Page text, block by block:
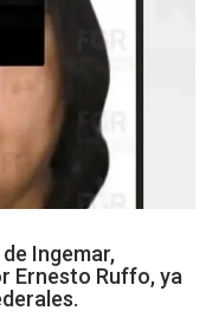
Ingemar,
Ernesto Ruffo, ya